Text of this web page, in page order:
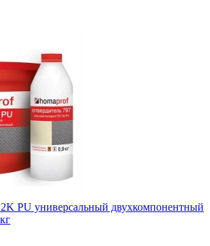
PU универсальный двухкомпонентный